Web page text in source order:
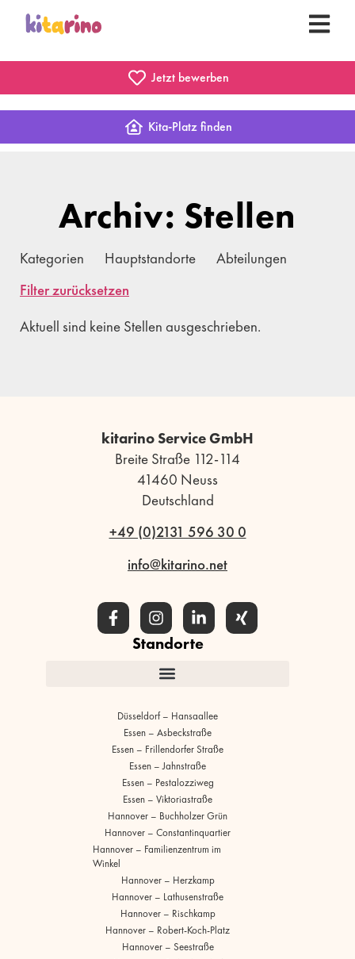
Jetzt bewerben
Kita-Platz finden
Archiv: Stellen
Kategorien Hauptstandorte
Abteilungen
Filter zurücksetzen
Aktuell sind keine Stellen ausgeschrieben.
kitarino Service GmbH
Breite Straße 112-114
41460 Neuss
Deutschland
+49 (0)2131 596 30 0
info@kitarino.net
Standorte
Düsseldorf – Hansaallee
Essen – Asbeckstraße
Essen – Frillendorfer Straße
Essen – Jahnstraße
Essen – Pestalozziweg
Essen – Viktoriastraße
Hannover – Buchholzer Grün
Hannover – Constantinquartier
Hannover – Familienzentrum im
Winkel
Hannover – Herzkamp
Hannover – Lathusenstraße
Hannover – Rischkamp
Hannover – Robert-Koch-Platz
Hannover – Seestraße